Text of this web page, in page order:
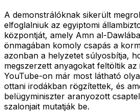
A demonstrálóknak sikerült
elfoglalniuk az egyiptomi
központját, amely Amn al-
önmagában komoly csapás a
azonban a helyzetet súlyosbítja,
megszerzett anyagokat feltöltik az
YouTube-on már most látható
ottani irodákban rögzítettek, és
belügyminiszter aranyozott
szalonjait mutatják be.